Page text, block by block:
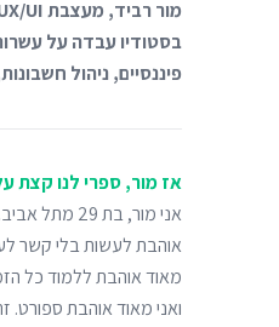
פיננסיים, ניהול
אז מור, ספרי לנו קצת
אני מור,
אוהבת לעשות בלי קשר
מאוד אוהבת ללמוד כל
ואני מאוד אוהבת ספורט.